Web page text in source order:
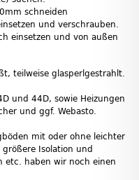
schneiden
und verschrauben.
einsetzen und von außen
teilweise glasperlgestrahlt.
und 44D, sowie Heizungen
und ggf. Webasto.
mit oder ohne leichter
Isolation und
etc. haben wir noch einen